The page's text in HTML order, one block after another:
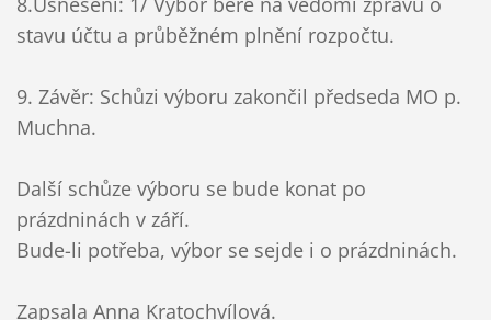
stavu účtu a průběžném plnění rozpočtu.
9. Závěr: Schůzi výboru zakončil předseda MO p.
Muchna.
Další schůze výboru se bude konat po
prázdninách v září.
Bude-li potřeba, výbor se sejde i o prázdninách.
Zapsala Anna Kratochvílová.